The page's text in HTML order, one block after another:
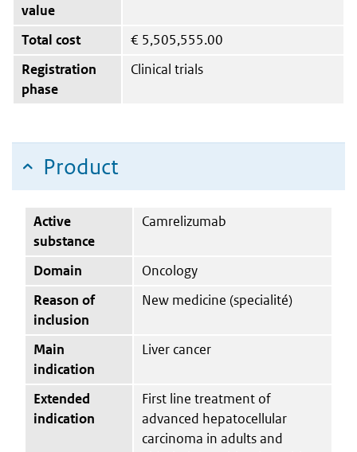
value
Total cost € 5,505,555.00
Registration
phase
Clinical trials
Product
Active
substance
Camrelizumab
Domain
Oncology
Reason of
inclusion
New medicine (specialité)
Main
indication
Liver cancer
Extended
indication
First line treatment of
advanced hepatocellular
carcinoma in adults and